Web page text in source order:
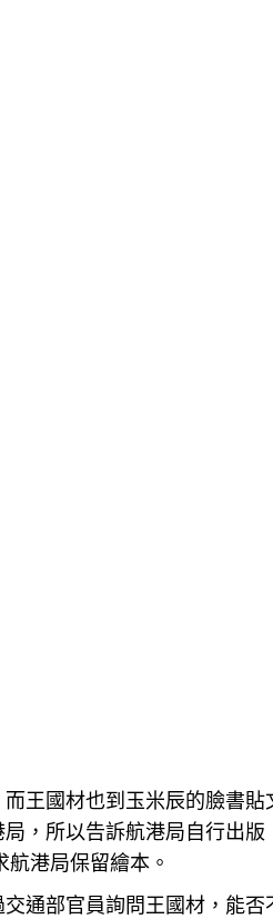
王國材也到玉米辰的臉書
，所以告訴航港局自行出
港局保留繪本。
通部官員詢問王國材，能